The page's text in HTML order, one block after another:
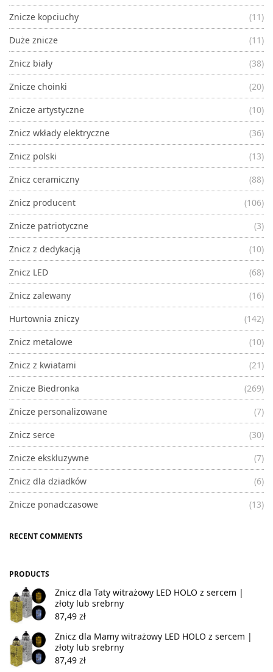
Znicze kopciuchy
(11)
Duże znicze
(11)
Znicz biały
(38)
Znicze choinki
(20)
Znicze artystyczne
(10)
Znicz wkłady elektryczne
(36)
Znicz polski
(13)
Znicz ceramiczny
(88)
Znicz producent
(106)
Znicze patriotyczne
(3)
Znicz z dedykacją
(10)
Znicz LED
(68)
Znicz zalewany
(16)
Hurtownia zniczy
(142)
Znicz metalowe
(10)
Znicz z kwiatami
(21)
Znicze Biedronka
(269)
Znicze personalizowane
(7)
Znicz serce
(30)
Znicze ekskluzywne
(7)
Znicz dla dziadków
(6)
Znicze ponadczasowe
(13)
RECENT COMMENTS
PRODUCTS
Znicz dla Taty witrażowy LED HOLO z sercem |
złoty lub srebrny
87,49 zł
Znicz dla Mamy witrażowy LED HOLO z sercem |
złoty lub srebrny
87,49 zł